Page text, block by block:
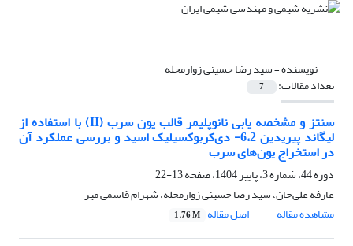
نویسنده =سید رضا حسینی زوارمحله
تعداد مقالات: 7
سنتز و مشخصه یابی نانوپلیمر قالب یون سرب (II) با استفاده از
لیگاند پیریدین 6،2- دی‌کربوکسیلیک‌ اسید و بررسی عملکرد آن
در استخراج یون‌های سرب
دوره 44، شماره 3، پاییز 1404، صفحه
13-22
عارفه علی‌جان، سید رضا حسینی زوارمحله، شهرام قاسمی میر
مشاهده مقاله
اصل مقاله 1.76 M